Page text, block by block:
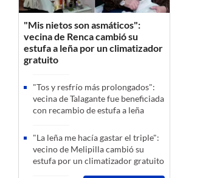
"Mis nietos son asmáticos":
vecina de Renca cambió su
estufa a leña por un climatizador
gratuito
"Tos y resfrío más prolongados":
vecina de Talagante fue beneficiada
con recambio de estufa a leña
"La leña me hacía gastar el triple":
vecino de Melipilla cambió su
estufa por un climatizador gratuito